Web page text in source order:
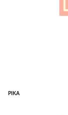
PIKA